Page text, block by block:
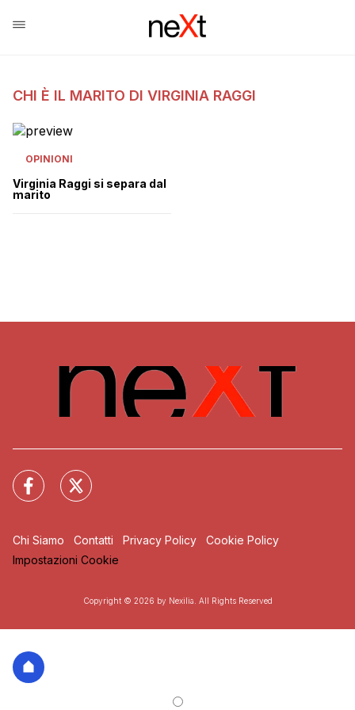
CHI È IL MARITO DI VIRGINIA RAGGI
OPINIONI
Virginia Raggi si separa dal
marito
Chi Siamo Contatti Privacy Policy
Cookie Policy
Impostazioni Cookie
Copyright © 2026 by Nexilia. All Rights Reserved